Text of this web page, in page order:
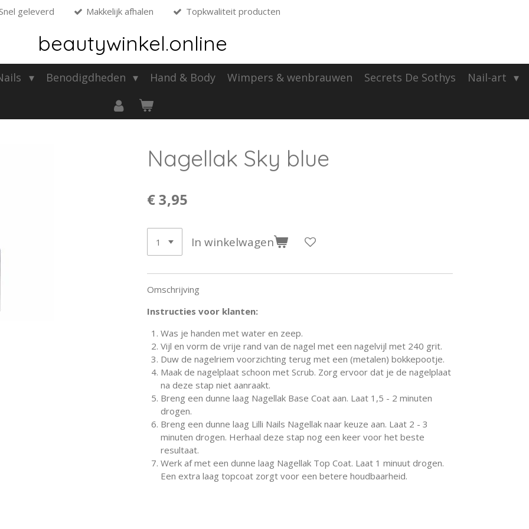
geleverd Makkelijk afhalen Topkwaliteit producten
beautywinkel.online
Benodigdheden Hand & Body Wimpers & wenbrauwen Secrets De Sothys Nail-art
Nagellak Sky blue
€ 3,95
In winkelwagen
Omschrijving
Instructies voor klanten:
Was je handen met water en zeep.
Vijl en vorm de vrije rand van de nagel met een nagelvijl met 240 grit.
Duw de nagelriem voorzichting terug met een (metalen) bokkepootje.
Maak de nagelplaat schoon met Scrub. Zorg ervoor dat je de nagelplaat
na deze stap niet aanraakt.
Breng een dunne laag Nagellak Base Coat aan. Laat 1,5 - 2 minuten
drogen.
Breng een dunne laag Lilli Nails Nagellak naar keuze aan. Laat 2 - 3
minuten drogen. Herhaal deze stap nog een keer voor het beste
resultaat.
Werk af met een dunne laag Nagellak Top Coat. Laat 1 minuut drogen.
Een extra laag topcoat zorgt voor een betere houdbaarheid.